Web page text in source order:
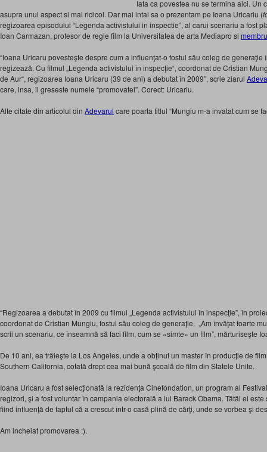
Iata ca povestea nu se termina aici. Un
asupra unui aspect si mai ridicol. Dar mai intai sa o prezentam pe Ioana Uricariu (
regizoarea episodului “Legenda activistului in inspectie”, al carui scenariu a fost
Ioan Carmazan, profesor de regie film la Universitatea de arta Mediapro si
“Ioana Uricaru povesteşte despre cum a influenţat-o fostul său coleg de generaţie
regizează. Cu filmul „Legenda activistului în inspecţie“, coordonat de Cristian
de Aur“, regizoarea Ioana Uricaru (39 de ani) a debutat în 2009”, scrie ziarul
care, insa, ii greseste numele “promovatei”. Corect: Uricariu.
Alte citate din articolul din Adevarul care poarta titlul “Mungiu m-a invatat cum se
“Regizoarea a debutat în 2009 cu filmul „Legenda activistului în inspecţie”, în
coordonat de Cristian Mungiu, fostul său coleg de generaţie. „Am învăţat foarte
scrii un scenariu, ce înseamnă să faci film, cum se «simte» un film”, mărturiseşte
De 10 ani, ea trăieşte la Los Angeles, unde a obţinut un master în producţie de
Southern California, cotată drept cea mai bună şcoală de film din Statele Unite.
Ioana Uricaru a fost selecţionată la rezidenţa Cinefondation, un program al
regizori, şi a fost voluntar în campania electorală a lui Barack Obama. Tătăl ei
fiind influenţă de faptul că a crescut într-o casă plină de cărţi, unde se vorbea şi
Am incheiat promovarea :).